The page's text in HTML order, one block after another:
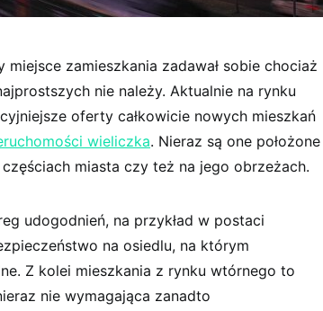
zamieszkania zadawał sobie chociaż
nie należy. Aktualnie na rynku
oferty całkowicie nowych mieszkań
wieliczka. Nieraz są one położone
miasta czy też na jego obrzeżach.
udogodnień, na przykład w postaci
na osiedlu, na którym
Z kolei mieszkania z rynku wtórnego to
nie wymagająca zanadto